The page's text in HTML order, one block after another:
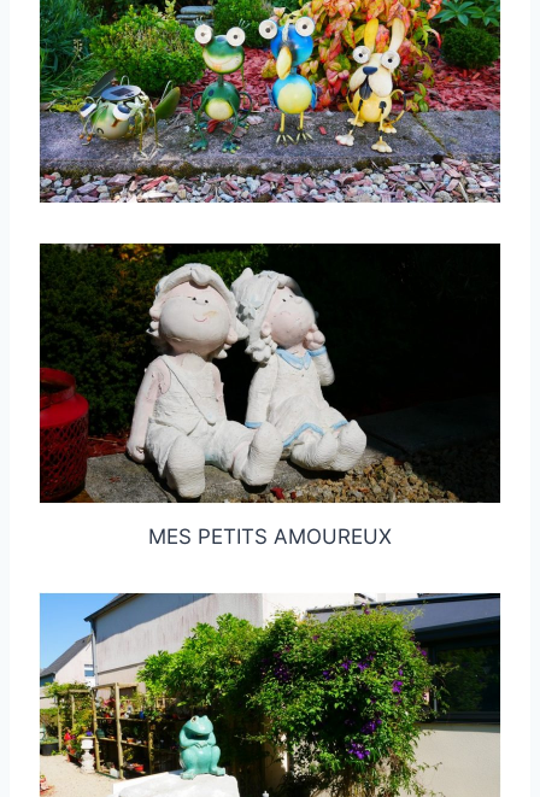
MES PETITS AMOUREUX